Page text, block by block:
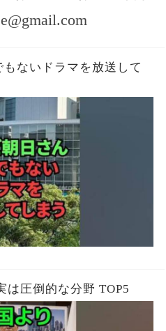
ないドラマを放送して
は圧倒的な分野 TOP5